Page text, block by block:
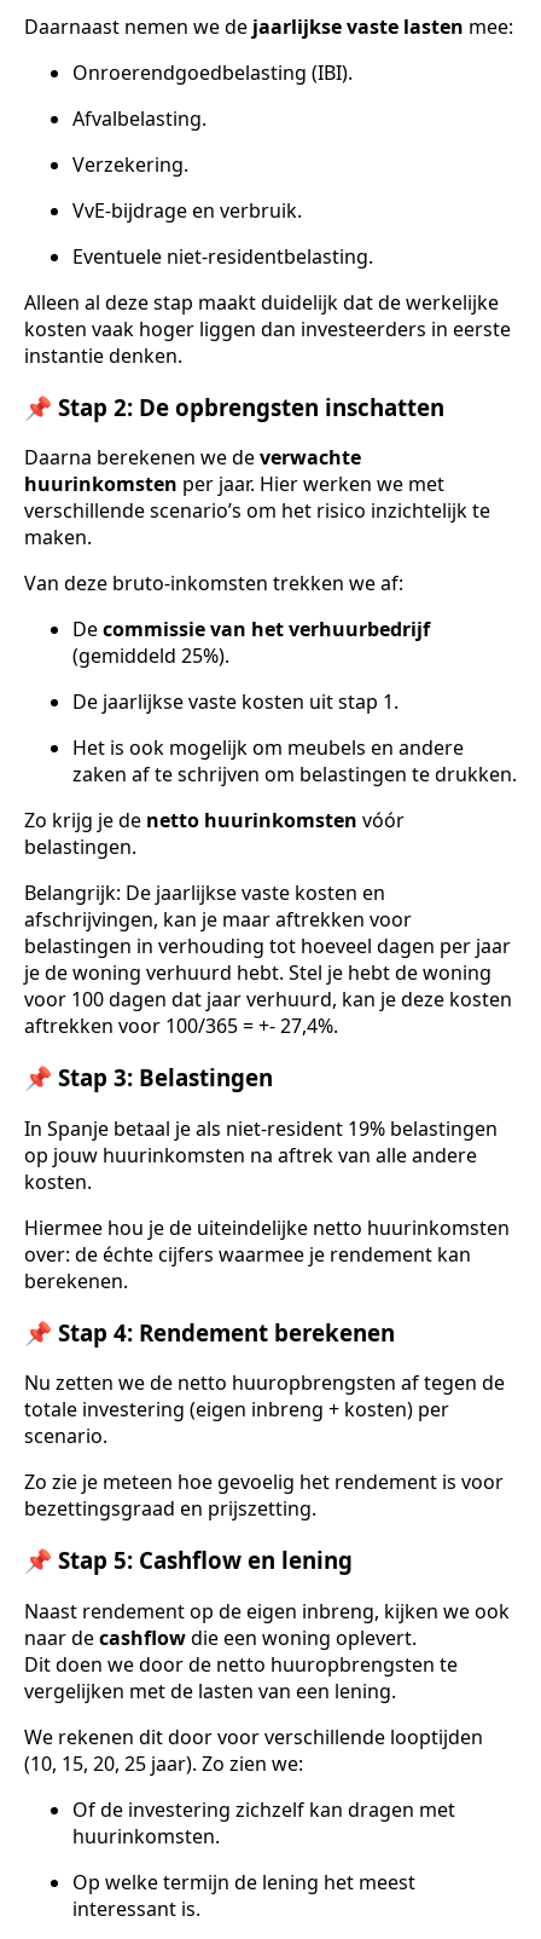
Daarnaast nemen we de jaarlijkse vaste lasten mee:
Onroerendgoedbelasting (IBI).
Afvalbelasting.
Verzekering.
VvE-bijdrage en verbruik.
Eventuele niet-residentbelasting.
Alleen al deze stap maakt duidelijk dat de werkelijke
kosten vaak hoger liggen dan investeerders in eerste
instantie denken.
📌 Stap 2: De opbrengsten inschatten
Daarna berekenen we deverwachte
huurinkomsten per jaar. Hier werken we met
verschillende scenario’s om het risico inzichtelijk te
maken.
Van deze bruto-inkomsten trekken we af:
Decommissie van het verhuurbedrijf
(gemiddeld 25%).
De jaarlijkse vaste kosten uit stap 1.
Het is ook mogelijk om meubels en andere
zaken af te schrijven om belastingen te drukken.
Zo krijg je de netto huurinkomsten vóór
belastingen.
Belangrijk: De jaarlijkse vaste kosten en
afschrijvingen, kan je maar aftrekken voor
belastingen in verhouding tot hoeveel dagen per jaar
je de woning verhuurd hebt. Stel je hebt de woning
voor 100 dagen dat jaar verhuurd, kan je deze kosten
aftrekken voor 100/365 = +- 27,4%.
📌 Stap 3: Belastingen
In Spanje betaal je als niet-resident 19% belastingen
op jouw huurinkomsten na aftrek van alle andere
kosten.
Hiermee hou je de uiteindelijke netto huurinkomsten
over: de échte cijfers waarmee je rendement kan
berekenen.
📌 Stap 4: Rendement berekenen
Nu zetten we de netto huuropbrengsten af tegen de
totale investering (eigen inbreng + kosten) per
scenario.
Zo zie je meteen hoe gevoelig het rendement is voor
bezettingsgraad en prijszetting.
📌 Stap 5: Cashflow en lening
Naast rendement op de eigen inbreng, kijken we ook
naar decashflowdie een woning oplevert.
Dit doen we door de netto huuropbrengsten te
vergelijken met de lasten van een lening.
We rekenen dit door voor verschillende looptijden
(10, 15, 20, 25 jaar). Zo zien we:
Of de investering zichzelf kan dragen met
huurinkomsten.
Op welke termijn de lening het meest
interessant is.